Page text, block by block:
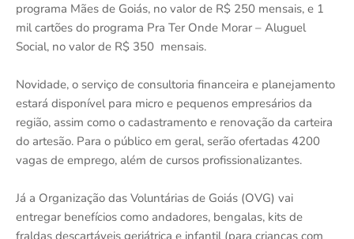
programa Mães de Goiás, no valor de R$ 250 mensais, e 1
mil cartões do programa Pra Ter Onde Morar – Aluguel
Social, no valor de R$ 350 mensais.
Novidade, o serviço de consultoria financeira e planejamento
estará disponível para micro e pequenos empresários da
região, assim como o cadastramento e renovação da carteira
do artesão. Para o público em geral, serão ofertadas 4200
vagas de emprego, além de cursos profissionalizantes.
Já a Organização das Voluntárias de Goiás (OVG) vai
entregar benefícios como andadores, bengalas, kits de